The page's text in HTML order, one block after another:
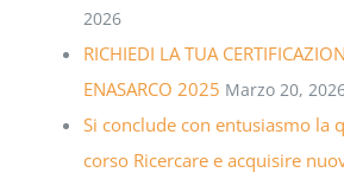
2026
RICHIEDI LA TUA
ENASARCO 2025 Marzo 20,
Si conclude con entusiasmo la
corso Ricercare e acquisire